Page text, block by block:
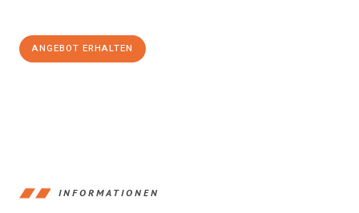
ANGEBOT ERHALTEN
INFORMATIONEN